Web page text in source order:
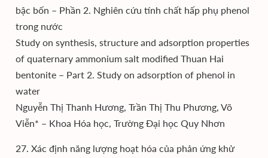
bậc bốn – Phần 2. Nghiên cứu tính chất hấp phụ phenol
trong nước
Study on synthesis, structure and adsorption properties
of quaternary ammonium salt modified Thuan Hai
bentonite – Part 2. Study on adsorption of phenol in
water
Nguyễn Thị Thanh Hương, Trần Thị Thu Phương, Võ
Viễn* – Khoa Hóa học, Trường Đại học Quy Nhơn
27. Xác định năng lượng hoạt hóa của phản ứng khử